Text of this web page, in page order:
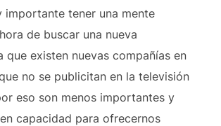
importante tener una mente
de buscar una nueva
que existen nuevas compañías en
no se publicitan en la televisión
eso son menos importantes y
capacidad para ofrecernos